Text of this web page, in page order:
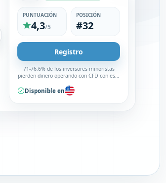
PUNTUACIÓN
4,3/5
POSICIÓN
#32
Registro
71-76,6% de los inversores minoristas
pierden dinero operando con CFD con este
Disponible en